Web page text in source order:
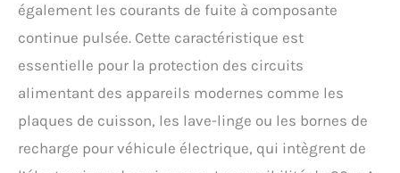
également les courants de fuite à composante
continue pulsée. Cette caractéristique est
essentielle pour la protection des circuits
alimentant des appareils modernes comme les
plaques de cuisson, les lave-linge ou les bornes de
recharge pour véhicule électrique, qui intègrent de